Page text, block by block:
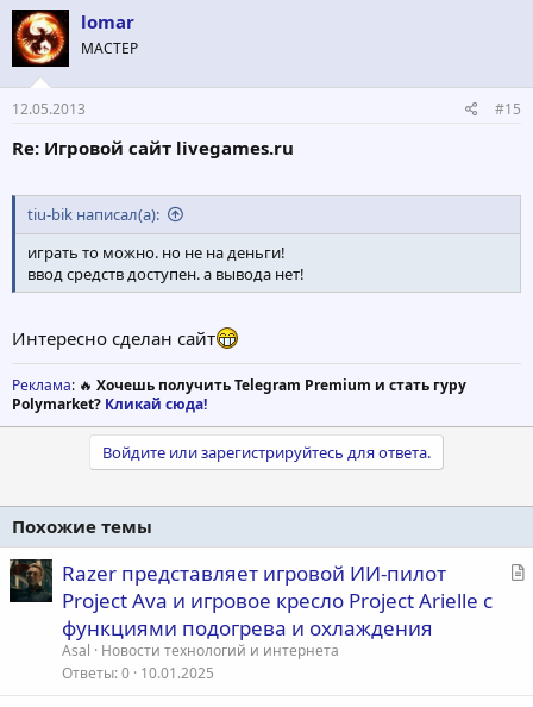
lomar
МАСТЕР
12.05.2013 #15
Re: Игровой сайт livegames.ru
tiu-bik написал(а):
играть то можно. но не на деньги!
ввод средств доступен. а вывода нет!
Интересно сделан сайт
Реклама: 🔥 Хочешь получить Telegram Premium и стать гуру
Polymarket? Кликай сюда!
Войдите или зарегистрируйтесь для ответа.
Похожие темы
С
Razer представляет игровой ИИ-пилот
Project Ava и игровое кресло Project Arielle с
функциями подогрева и охлаждения
Asal
Новости технологий и интернета
Ответы 0 10.01.2025